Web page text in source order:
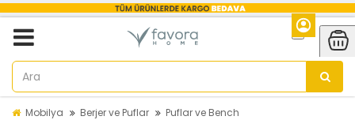
Mobilya Berjer ve Puflar Puflar ve Bench